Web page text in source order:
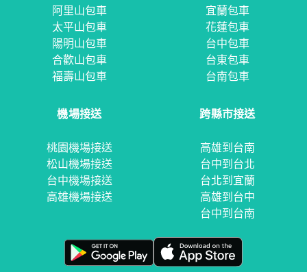
阿里山包車
太平山包車
陽明山包車
合歡山包車
福壽山包車
宜蘭包車
花蓮包車
台中包車
台東包車
台南包車
機場接送
桃園機場接送
松山機場接送
台中機場接送
高雄機場接送
跨縣市接送
高雄到台南
台中到台北
台北到宜蘭
高雄到台中
台中到台南